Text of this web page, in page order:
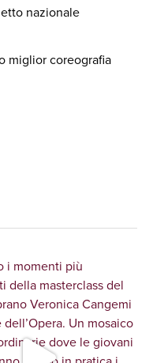
nazionale
miglior coreografia